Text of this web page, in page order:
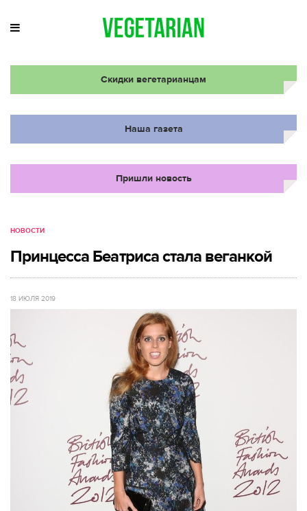
Скидки вегетарианцам
Наша газета
Пришли новость
НОВОСТИ
Принцесса Беатриса стала веганкой
18 ИЮЛЯ 2019